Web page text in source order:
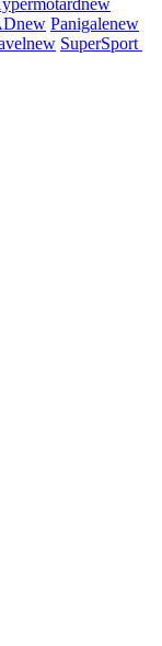
new
new Panigalenew
new SuperSport